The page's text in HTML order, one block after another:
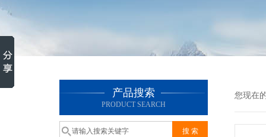
产品搜索
PRODUCT SEARCH
您现在